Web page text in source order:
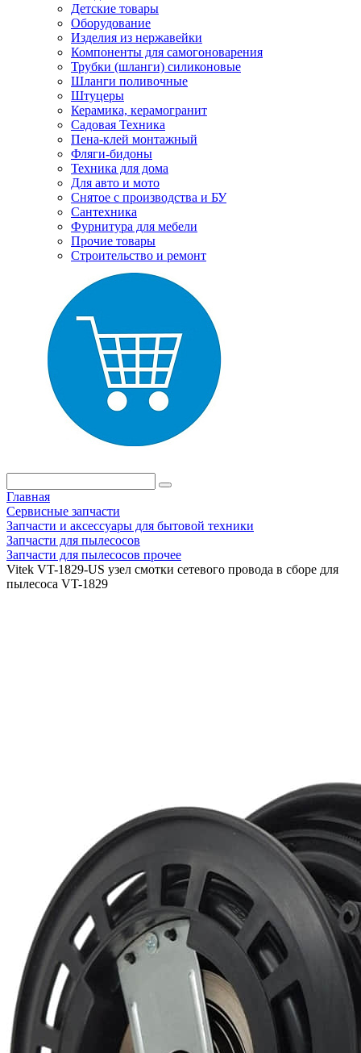
Детские товары
Оборудование
Изделия из нержавейки
Компоненты для самогоноварения
Трубки (шланги) силиконовые
Шланги поливочные
Штуцеры
Керамика, керамогранит
Садовая Техника
Пена-клей монтажный
Фляги-бидоны
Техника для дома
Для авто и мото
Снятое с производства и БУ
Сантехника
Фурнитура для мебели
Прочие товары
Строительство и ремонт
Главная
Сервисные запчасти
Запчасти и аксессуары для бытовой техники
Запчасти для пылесосов
Запчасти для пылесосов прочее
Vitek VT-1829-US узел смотки сетевого провода в сборе для
пылесоса VT-1829